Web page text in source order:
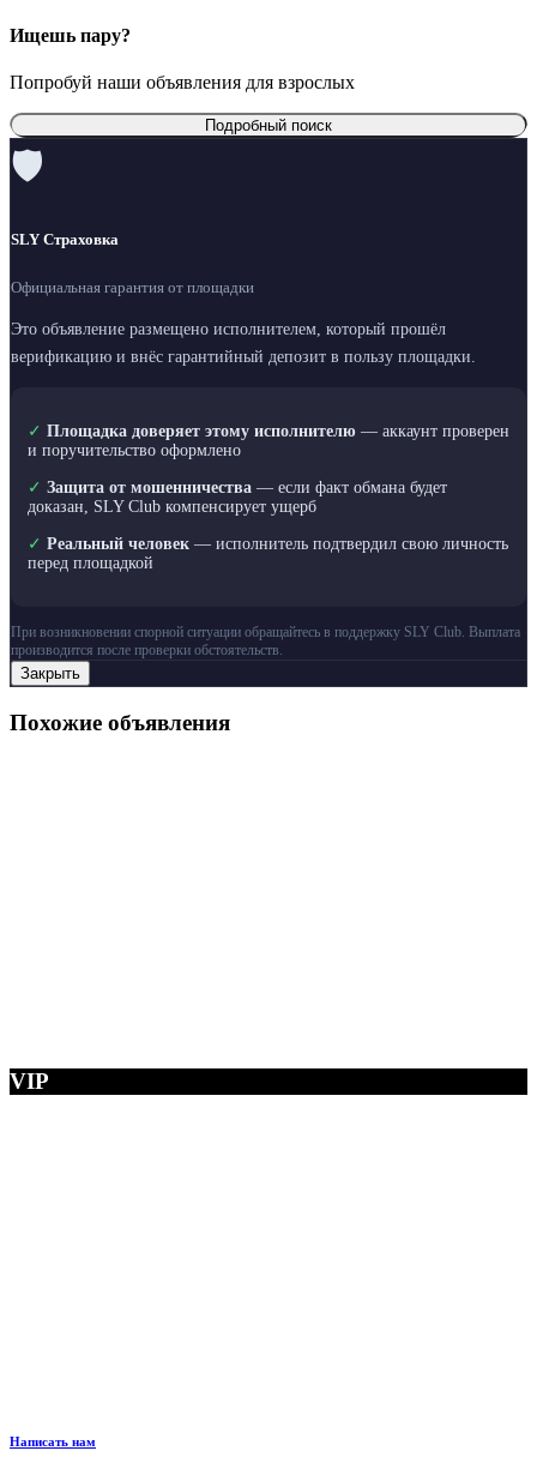
Ищешь пару?
Попробуй наши объявления для взрослых
Подробный поиск
🛡
SLY Страховка
Официальная гарантия от площадки
Это объявление размещено исполнителем, который прошёл
верификацию и внёс гарантийный депозит в пользу площадки.
✓ Площадка доверяет этому исполнителю — аккаунт проверен
и поручительство оформлено
✓ Защита от мошенничества — если факт обмана будет
доказан, SLY Club компенсирует ущерб
✓ Реальный человек — исполнитель подтвердил свою личность
перед площадкой
При возникновении спорной ситуации обращайтесь в поддержку SLY Club. Выплата
производится после проверки обстоятельств.
Закрыть
Похожие объявления
VIP
Написать нам